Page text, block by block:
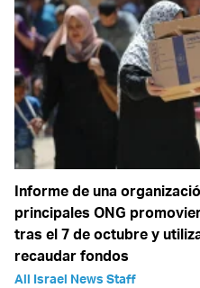
Informe de una
principales ONG
tras el 7 de octubre y
recaudar fondos
All Israel News Staff